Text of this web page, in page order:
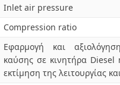
Inlet air pressure
Compression ratio
Εφαρμογή και
καύσης σε κινητήρα Diesel
εκτίμηση της λειτουργίας